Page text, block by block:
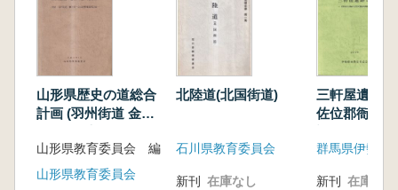
山形県歴史の道総合
計画 (羽州街道 金山
山形県教育委員会 編
山形県教育委員会
北陸道(北国街道)
石川県教育委員会
新刊 在庫なし
三軒屋遺跡
佐位郡衙正
新刊 在庫なし